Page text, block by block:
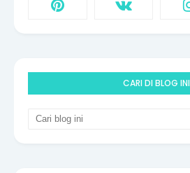
CARI DI BLOG INI